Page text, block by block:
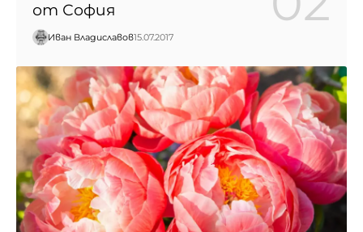
от София
Иван Владиславов15.07.2017